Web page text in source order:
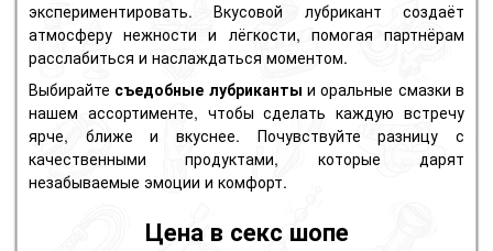
экспериментировать. Вкусовой лубрикант создаёт
атмосферу нежности и лёгкости, помогая партнёрам
расслабиться и наслаждаться моментом.
Выбирайте съедобные лубриканты и оральные смазки в
нашем ассортименте, чтобы сделать каждую встречу
ярче, ближе и вкуснее. Почувствуйте разницу с
качественными продуктами, которые дарят
незабываемые эмоции и комфорт.
Цена в секс шопе